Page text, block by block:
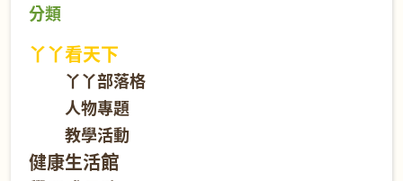
分類
丫丫看天下
丫丫部落格
人物專題
教學活動
健康生活館